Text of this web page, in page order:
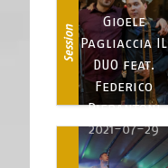
Session
Gioele
Pagliaccia IL
DUO feat.
Federico
Pierantoni
2021-07-29